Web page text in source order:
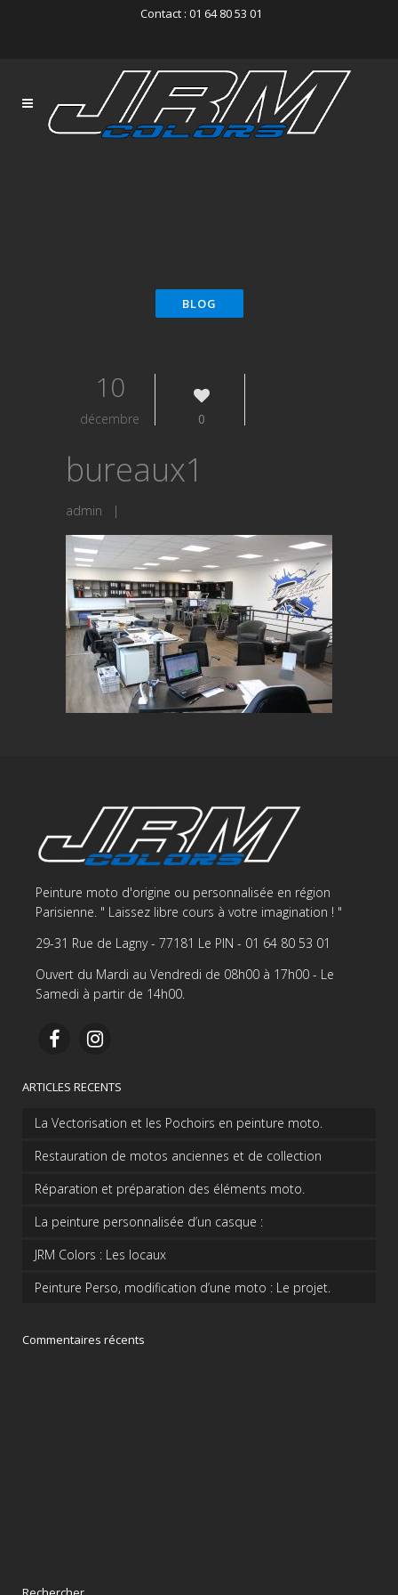
Contact : 01 64 80 53 01
10
décembre 0
bureaux1
admin |
Peinture moto d'origine ou personnalisée en région
Parisienne. " Laissez libre cours à votre imagination ! "
29-31 Rue de Lagny - 77181 Le PIN - 01 64 80 53 01
Ouvert du Mardi au Vendredi de 08h00 à 17h00 - Le
Samedi à partir de 14h00.
ARTICLES RECENTS
La Vectorisation et les Pochoirs en peinture moto.
Restauration de motos anciennes et de collection
Réparation et préparation des éléments moto.
La peinture personnalisée d’un casque :
JRM Colors : Les locaux
Peinture Perso, modification d’une moto : Le projet.
Commentaires récents